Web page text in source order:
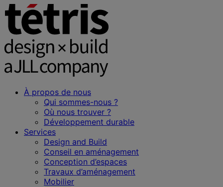
À propos de nous
Qui sommes-nous ?
Où nous trouver ?
Développement durable
Services
Design and Build
Conseil en aménagement
Conception d’espaces
Travaux d’aménagement
Mobilier